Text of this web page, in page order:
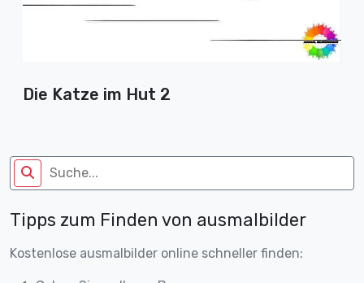
Die Katze im Hut 2
Tipps zum Finden von ausmalbilder
Kostenlose ausmalbilder online schneller finden: